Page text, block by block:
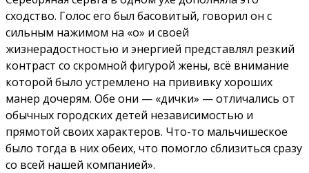
сходство. Голос его был басовитый, говорил он с
сильным нажимом на «о» и своей
жизнерадостностью и энергией представлял резкий
контраст со скромной фигурой жены, всё внимание
которой было устремлено на прививку хороших
манер дочерям. Обе они — «дички» — отличались от
обычных городских детей независимостью и
прямотой своих характеров. Что-то мальчишеское
было тогда в них обеих, что помогло сблизиться сразу
со всей нашей компанией».